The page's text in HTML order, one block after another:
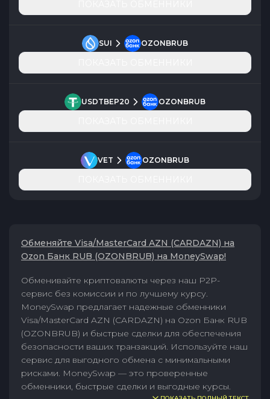
SUI OZONBRUB
USDTBEP20 OZONBRUB
VET OZONBRUB
Обменяйте Visa/MasterCard AZN (CARDAZN) на
Ozon Банк RUB (OZONBRUB) на MoneySwap!
Обменивайте криптовалюты через наш P2P-
сервис без комиссии и по лучшему курсу.
MoneySwap предлагает надежные обменники
Visa/MasterCard AZN (CARDAZN) на Ozon Банк RUB
(OZONBRUB) и быстрые сделки для обеспечения
безопасности ваших транзакций. Используйте наш
сервис для выгодного обмена с минимальными
рисками. MoneySwap — это проверенные
обменники, быстрые сделки и выгодные курсы.